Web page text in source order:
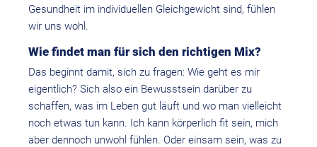
Gesundheit im individuellen Gleichgewicht sind, fühlen
wir uns wohl.
Wie findet man für sich den richtigen Mix?
Das beginnt damit, sich zu fragen: Wie geht es mir
eigentlich? Sich also ein Bewusstsein darüber zu
schaffen, was im Leben gut läuft und wo man vielleicht
noch etwas tun kann. Ich kann körperlich fit sein, mich
aber dennoch unwohl fühlen. Oder einsam sein, was zu